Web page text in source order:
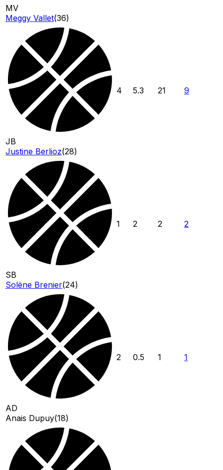
MV
Meggy Vallet(36)
JB
Justine Berlioz(28)
4 5.3 21 9
SB
Solène Brenier(24)
1 2 2 2
AD
Anais Dupuy(18)
2 0.5 1 1